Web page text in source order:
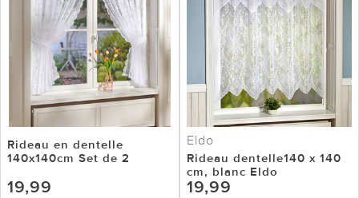
Rideau en dentelle
140x140cm Set de 2
19,99
Eldo
Rideau dentelle140 x 140
cm, blanc Eldo
19,99